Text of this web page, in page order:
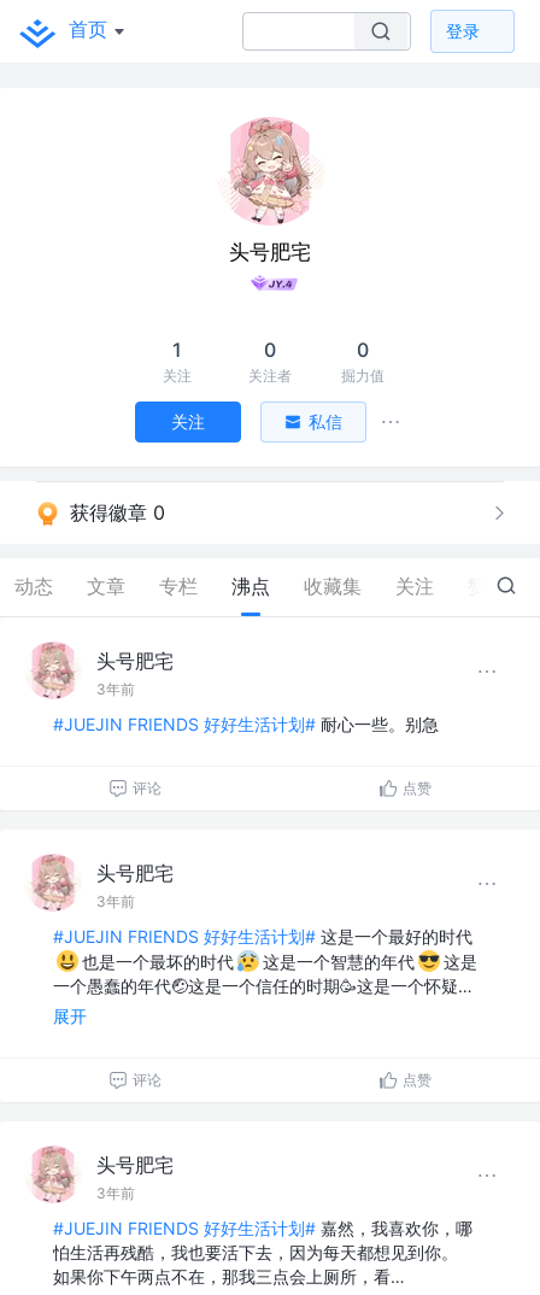
首页 登录
头号肥宅
1
关注
0
关注者
0
掘力值
关注 私信
获得徽章 0
动态 文章 专栏 沸点 收藏集 关注 1
头号肥宅
3年前
#JUEJIN FRIENDS 好好生活计划# 耐心一些。别急
评论 点赞
头号肥宅
3年前
#JUEJIN FRIENDS 好好生活计划# 这是一个最好的时代
也是一个最坏的时代
这是一个智慧的年代
这是
一个愚蠢的年代🤕这是一个信任的时期🥳这是一个怀疑…
展开
评论 点赞
头号肥宅
3年前
#JUEJIN FRIENDS 好好生活计划# 嘉然，我喜欢你，哪
怕生活再残酷，我也要活下去，因为每天都想见到你。
如果你下午两点不在，那我三点会上厕所，看…